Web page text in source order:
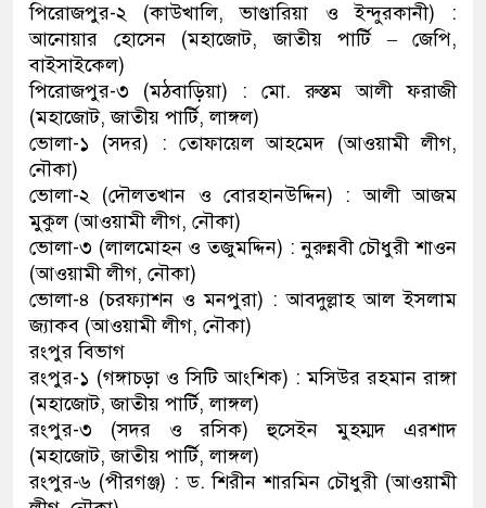
পিরোজপুর-২ (কাউখালি, ভাণ্ডারিয়া ও ইন্দুরকানী) :
আনোয়ার হোসেন (মহাজোট, জাতীয় পার্টি – জেপি,
বাইসাইকেল)
পিরোজপুর-৩ (মঠবাড়িয়া) : মো. রুস্তম আলী ফরাজী
(মহাজোট, জাতীয় পার্টি, লাঙ্গল)
ভোলা-১ (সদর) : তোফায়েল আহমেদ (আওয়ামী লীগ,
নৌকা)
ভোলা-২ (দৌলতখান ও বোরহানউদ্দিন) : আলী আজম
মুকুল (আওয়ামী লীগ, নৌকা)
ভোলা-৩ (লালমোহন ও তজুমদ্দিন) : নুরুন্নবী চৌধুরী শাওন
(আওয়ামী লীগ, নৌকা)
ভোলা-৪ (চরফ্যাশন ও মনপুরা) : আবদুল্লাহ আল ইসলাম
জ্যাকব (আওয়ামী লীগ, নৌকা)
রংপুর বিভাগ
রংপুর-১ (গঙ্গাচড়া ও সিটি আংশিক) : মসিউর রহমান রাঙ্গা
(মহাজোট, জাতীয় পার্টি, লাঙ্গল)
রংপুর-৩ (সদর ও রসিক) হুসেইন মুহম্মদ এরশাদ
(মহাজোট, জাতীয় পার্টি, লাঙ্গল)
রংপুর-৬ (পীরগঞ্জ) : ড. শিরীন শারমিন চৌধুরী (আওয়ামী